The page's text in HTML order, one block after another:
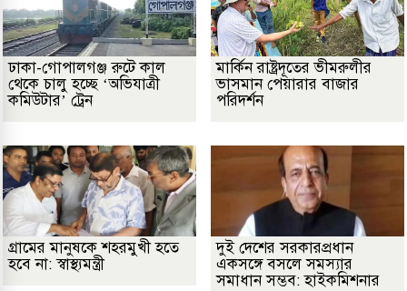
ঢাকা-গোপালগঞ্জ রুটে কাল
থেকে চালু হচ্ছে ‘অভিযাত্রী
কমিউটার’ ট্রেন
মার্কিন রাষ্ট্রদূতের ভীমরুলীর
ভাসমান পেয়ারার বাজার
পরিদর্শন
গ্রামের মানুষকে শহরমুখী হতে
হবে না: স্বাস্থ্যমন্ত্রী
দুই দেশের সরকারপ্রধান
একসঙ্গে বসলে সমস্যার
সমাধান সম্ভব: হাইকমিশনার